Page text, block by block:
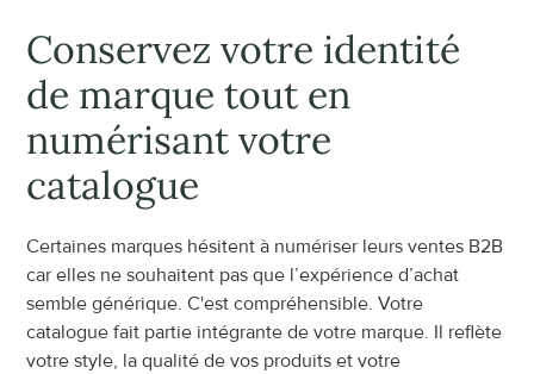
Conservez votre identité
de marque tout en
numérisant votre
catalogue
Certaines marques hésitent à numériser leurs ventes B2B
car elles ne souhaitent pas que l’expérience d’achat
semble générique. C'est compréhensible. Votre
catalogue fait partie intégrante de votre marque. Il reflète
votre style, la qualité de vos produits et votre